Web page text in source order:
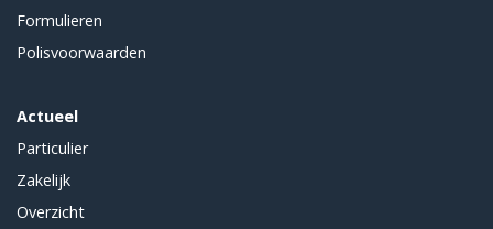
Formulieren
Polisvoorwaarden
Actueel
Particulier
Zakelijk
Overzicht